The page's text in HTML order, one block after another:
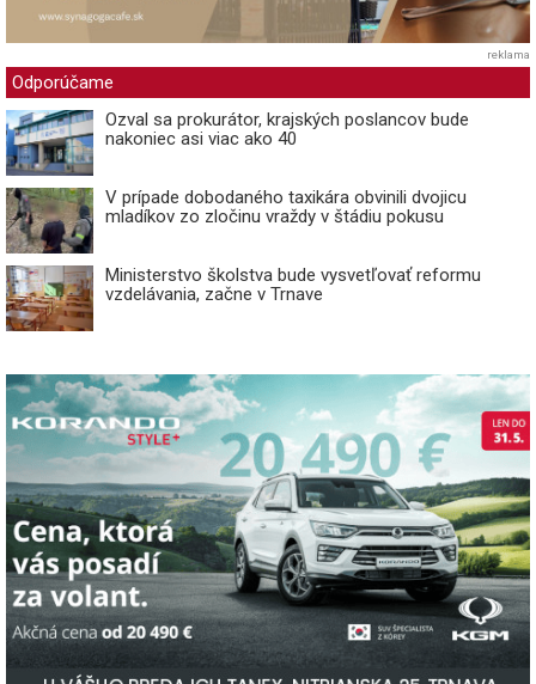
reklama
Odporúčame
Ozval sa prokurátor, krajských poslancov bude
nakoniec asi viac ako 40
V prípade dobodaného taxikára obvinili dvojicu
mladíkov zo zločinu vraždy v štádiu pokusu
Ministerstvo školstva bude vysvetľovať reformu
vzdelávania, začne v Trnave